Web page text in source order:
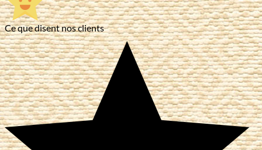
Ce que disent nos clients